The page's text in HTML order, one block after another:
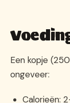
Een kopje
ongeveer:
Calorieën: